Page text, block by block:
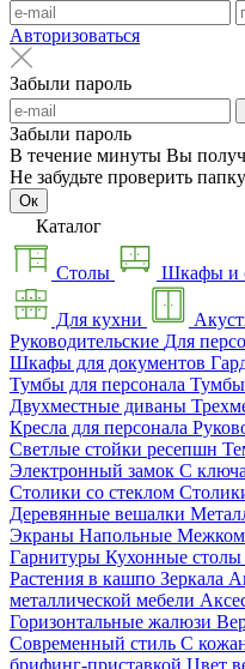
Авторизоваться
Забыли пароль
Забыли пароль
В течение минуты Вы
Не забудьте проверить
Ок
Каталог
Столы Шкафы и
Для кухни
Руководительские Для
Шкафы для документов
Тумбы для персонала Тумбы
Двухместные диваны
Кресла для персонала
Светлые стойки ресепшн
Электронный замок С
Столики со стеклом
Деревянные вешалки
Экраны Напольные
Гарнитуры Кухонные столы
Растения в кашпо Зеркала
металлической мебели
Горизонтальные жалюзи
Современный стиль С
брифинг-приставкой Цвет